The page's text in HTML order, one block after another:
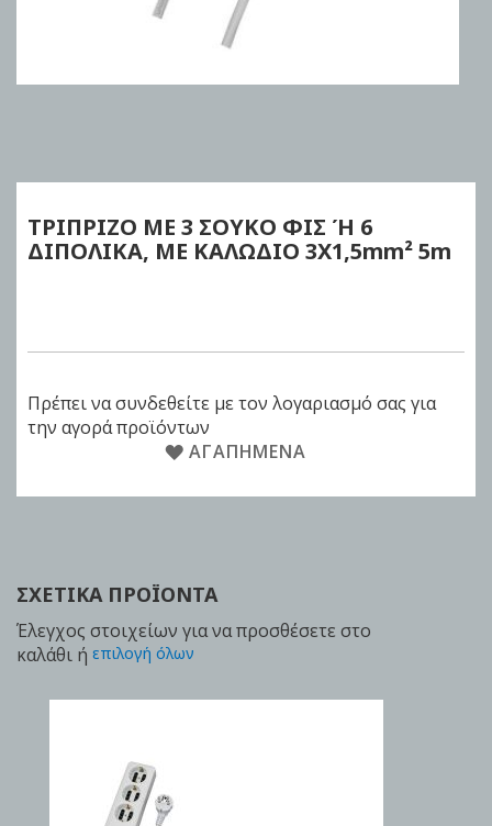
beginning
the
images
ΤΡΙΠΡΙΖΟ ΜΕ 3 ΣΟΥΚΟ ΦΙΣ Ή 6
ΔΙΠΟΛΙΚΑ, ΜΕ ΚΑΛΩΔΙΟ 3Χ1,5mm²5m
Πρέπει να συνδεθείτε με τον λογαριασμό σας για
την αγορά προϊόντων
ΑΓΑΠΗΜΈΝΑ
ΣΧΕΤΙΚΆ ΠΡΟΪΌΝΤΑ
Έλεγχος στοιχείων για να προσθέσετε στο
καλάθι ή επιλογή όλων